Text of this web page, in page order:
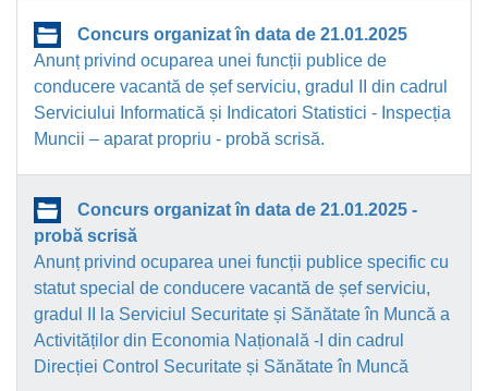
Concurs organizat în data de 21.01.2025
Anunț privind ocuparea unei funcții publice de
conducere vacantă de șef serviciu, gradul II din cadrul
Serviciului Informatică și Indicatori Statistici - Inspecția
Muncii – aparat propriu - probă scrisă.
Concurs organizat în data de 21.01.2025 -
probă scrisă
Anunț privind ocuparea unei funcții publice specific cu
statut special de conducere vacantă de șef serviciu,
gradul II la Serviciul Securitate și Sănătate în Muncă a
Activităților din Economia Națională -I din cadrul
Direcției Control Securitate și Sănătate în Muncă